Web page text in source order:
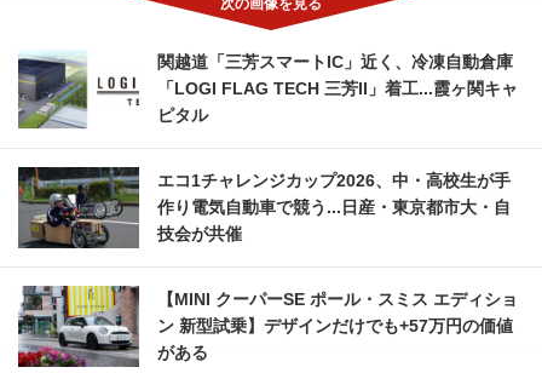
関越道「三芳スマートIC」近く、冷凍自動倉庫
「LOGI FLAG TECH 三芳II」着工...霞ヶ関キャ
ピタル
エコ1チャレンジカップ2026、中・高校生が手
作り電気自動車で競う...日産・東京都市大・自
技会が共催
【MINI クーパーSE ポール・スミス エディショ
ン 新型試乗】デザインだけでも+57万円の価値
がある